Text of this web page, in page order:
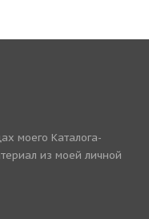
моего Каталога-
из моей личной